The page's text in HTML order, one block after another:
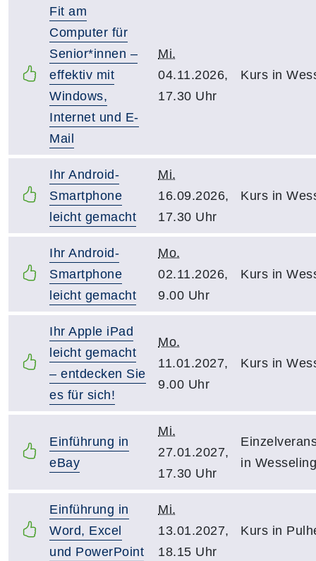
Fit am
Computer für
Senior*innen –
effektiv mit
Windows,
Internet und E-
Mail
Mi.
04.11.2026,
17.30 Uhr
Kurs in
Ihr Android-
Smartphone
leicht gemacht
Mi.
16.09.2026,
17.30 Uhr
Kurs in
Ihr Android-
Smartphone
leicht gemacht
Mo.
02.11.2026,
9.00 Uhr
Kurs in
Ihr Apple iPad
leicht gemacht
– entdecken Sie
es für sich!
Mo.
11.01.2027,
9.00 Uhr
Kurs in
Einführung in
eBay
Mi.
27.01.2027,
17.30 Uhr
in Wesseling
Einführung in
Word, Excel
und PowerPoint
Mi.
13.01.2027,
18.15 Uhr
Kurs in